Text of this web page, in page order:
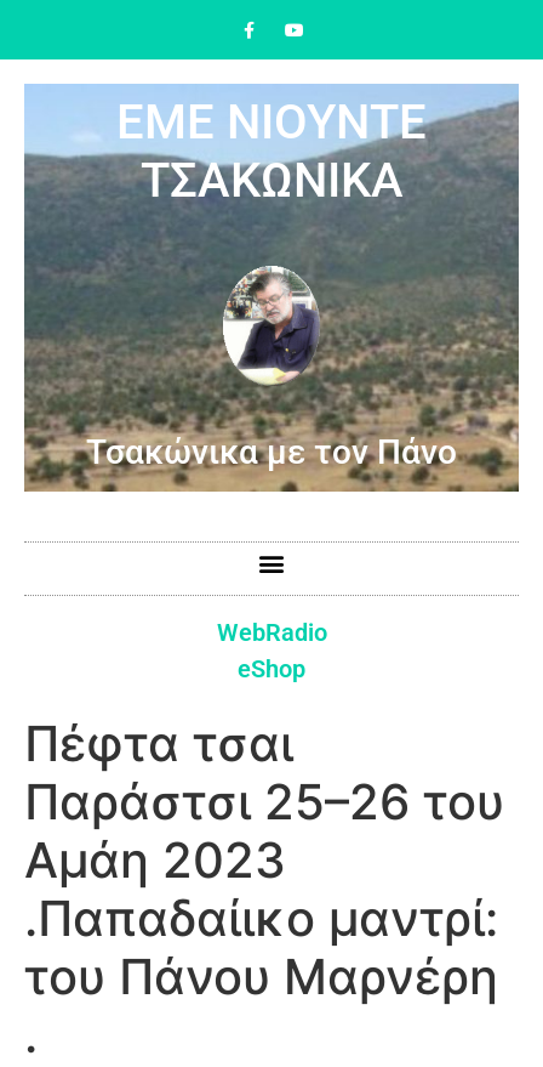
ΕΜΕ ΝΙΟΥΝΤΕ
ΤΣΑΚΩΝΙΚΑ
Τσακώνικα με τον Πάνο
WebRadio
eShop
Πέφτα τσαι
Παράστσι 25–26 του
Αμάη 2023
.Παπαδαίικο μαντρί:
του Πάνου Μαρνέρη
.